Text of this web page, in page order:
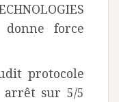
force
protocole
arrêt sur 5/5